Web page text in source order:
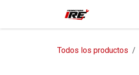
Todos los productos